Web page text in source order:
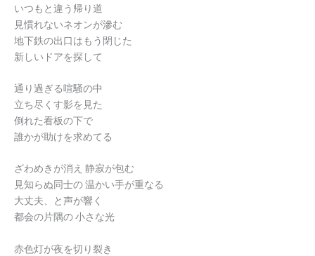
いつもと違う帰り道
見慣れないネオンが滲む
地下鉄の出口はもう閉じた
新しいドアを探して
通り過ぎる喧騒の中
立ち尽くす影を見た
倒れた看板の下で
誰かが助けを求めてる
ざわめきが消え 静寂が包む
見知らぬ同士の 温かい手が重なる
大丈夫、と声が響く
都会の片隅の 小さな光
赤色灯が夜を切り裂き